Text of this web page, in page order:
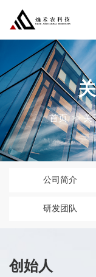
首页 >> 关
公司简介
研发团队
创始人